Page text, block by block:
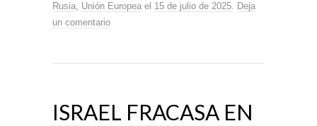
Rusia, Unión Europea el 15 de julio de 2025. Deja
un comentario
ISRAEL FRACASA EN